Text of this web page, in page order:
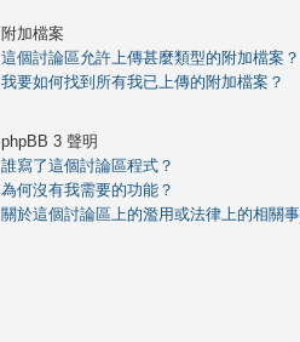
附加檔案
這個討論區允許上傳甚麼類型的附加檔案？
我要如何找到所有我已上傳的附加檔案？
phpBB 3 聲明
誰寫了這個討論區程式？
為何沒有我需要的功能？
關於這個討論區上的濫用或法律上的相關